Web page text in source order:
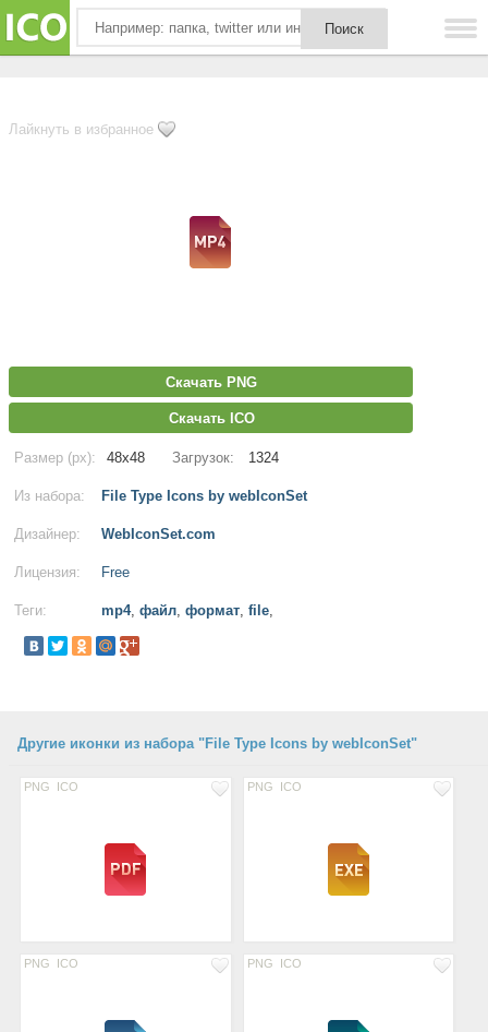
Лайкнуть в избранное
Скачать PNG
Скачать ICO
Размер (px): 48x48 Загрузок: 1324
Из набора: File Type Icons by webIconSet
Дизайнер: WebIconSet.com
Лицензия: Free
Теги: mp4, файл, формат, file,
Другие иконки из набора "File Type Icons by webIconSet"
PNG ICO PNG ICO
PNG ICO PNG ICO